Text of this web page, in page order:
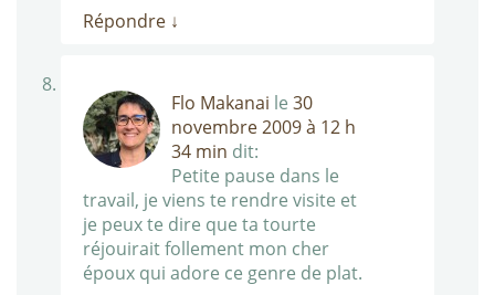
Répondre ↓
Flo Makanai le 30
novembre 2009 à 12 h
34 min dit:
Petite pause dans le
travail, je viens te rendre visite et
je peux te dire que ta tourte
réjouirait follement mon cher
époux qui adore ce genre de plat.